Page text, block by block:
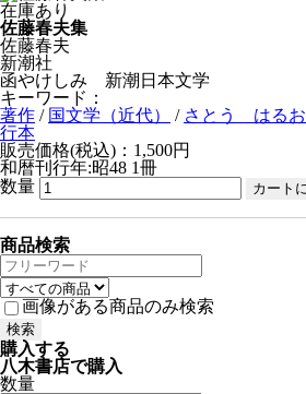
在庫あり
佐藤春夫集
佐藤春夫
新潮社
函やけしみ 新潮日本文学
キーワード：
著作 / 国文学（近代） / さとう はるお
行本
販売価格(税込)：1,500円
和暦刊行年:昭48 1冊
数量
商品検索
画像がある商品のみ検索
購入する
八木書店で購入
数量